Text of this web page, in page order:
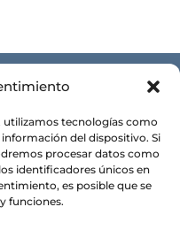
utilizamos tecnologías como
del dispositivo. Si
procesar datos como
identificadores únicos en
es posible que se
funciones.